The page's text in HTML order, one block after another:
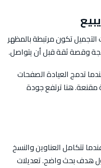
التجميل تكون مرتبطة بالمظهر
وقصة ثقة قبل أن يتواصل.
تدمج العيادة الصفحات
مقنعة. هنا ترتفع جودة
تتكامل العناوين والنسخ
هدف بحث واضح. تعديلات